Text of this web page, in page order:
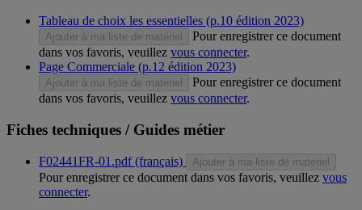
Tableau de choix les essentielles (p.10 édition 2023)
Ajouter à ma liste de matériel
Pour enregistrer ce document
dans vos favoris, veuillez vous connecter.
Page Commerciale (p.12 édition 2023)
Ajouter à ma liste de matériel
Pour enregistrer ce document
dans vos favoris, veuillez vous connecter.
Fiches techniques / Guides métier
F02441FR-01.pdf (français) Ajouter à ma liste de matériel
Pour enregistrer ce document dans vos favoris, veuillez vous
connecter.